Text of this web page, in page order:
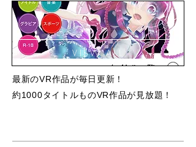
VIEW ALL
最新のVR作品が毎日更新！
約1000タイトルものVR作品が見放題！